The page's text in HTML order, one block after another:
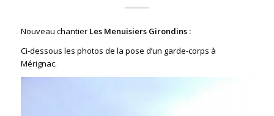
Nouveau chantier Les Menuisiers Girondins :
Ci-dessous les photos de la pose d’un garde-corps à
Mérignac.